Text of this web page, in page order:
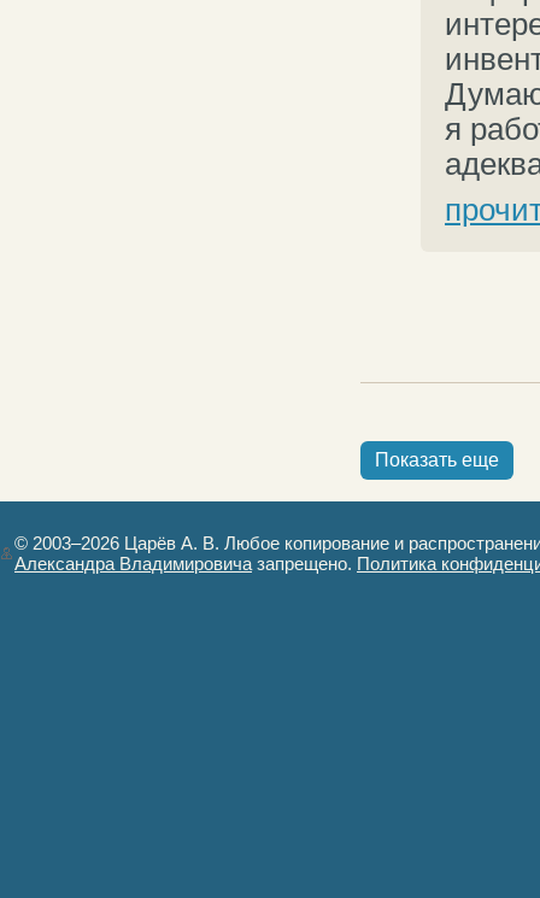
я
Показать еще
© 2003–2026 Царёв А. В. Любое копирование и
Александра Владимировича запрещено. Политика
Авторизация